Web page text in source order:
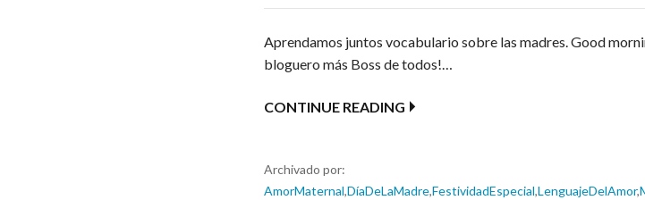
Aprendamos juntos vocabulario sobre las madres. Good
bloguero más Boss de todos!…
CONTINUE READING
Archivado por:
AmorMaternal,DíaDeLaMadre,FestividadEspecial,LenguajeDelAmor,